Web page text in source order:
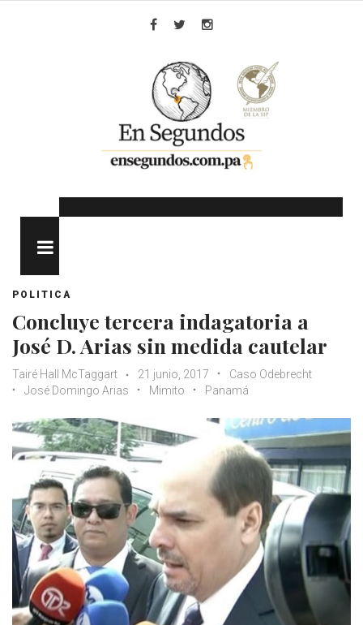
POLITICA
Concluye tercera indagatoria a
José D. Arias sin medida cautelar
Tairé Hall McTaggart 21 junio, 2017
Caso Odebrecht
José Domingo Arias
Mimito Panamá